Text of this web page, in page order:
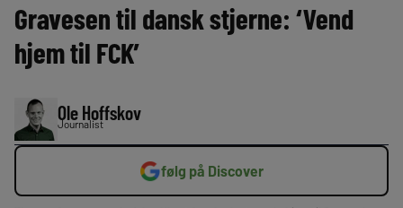
Gravesen til dansk stjerne: ‘Vend
hjem til FCK’
Ole Hoffskov
Journalist
følg på Discover